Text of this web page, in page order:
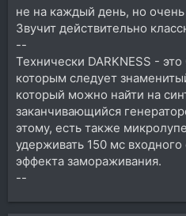
не на каждый день, но
Звучит действительно
--
Технически DARKNESS -
которым следует
который можно найти на
заканчивающийся
этому, есть также
удерживать 150 мс входного
эффекта замораживания.
--